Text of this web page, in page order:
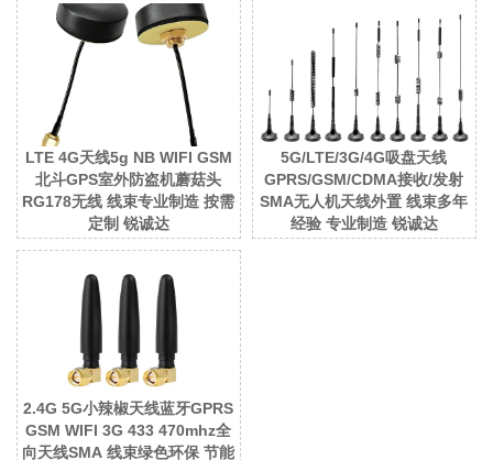
LTE 4G天线5g NB WIFI GSM
北斗GPS室外防盗机蘑菇头
RG178无线 线束专业制造 按需
定制 锐诚达
5G/LTE/3G/4G吸盘天线
GPRS/GSM/CDMA接收/发射
SMA无人机天线外置 线束多年
经验 专业制造 锐诚达
2.4G 5G小辣椒天线蓝牙GPRS
GSM WIFI 3G 433 470mhz全
向天线SMA 线束绿色环保 节能